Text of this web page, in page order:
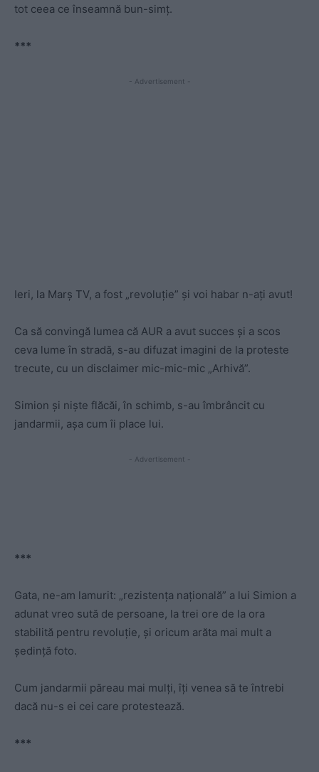
tot ceea ce înseamnă bun-simț.
***
- Advertisement -
Ieri, la Marș TV, a fost „revoluție” și voi habar n-ați avut!
Ca să convingă lumea că AUR a avut succes și a scos
ceva lume în stradă, s-au difuzat imagini de la proteste
trecute, cu un disclaimer mic-mic-mic „Arhivă”.
Simion și niște flăcăi, în schimb, s-au îmbrâncit cu
jandarmii, așa cum îi place lui.
- Advertisement -
***
Gata, ne-am lamurit:
„rezistența națională” a lui Simion a
adunat vreo sută de persoane, la trei ore de la ora
stabilită pentru revoluție, și oricum arăta mai mult a
ședință foto.
Cum jandarmii păreau mai mulți, îți venea să te întrebi
dacă nu-s ei cei care protestează.
***